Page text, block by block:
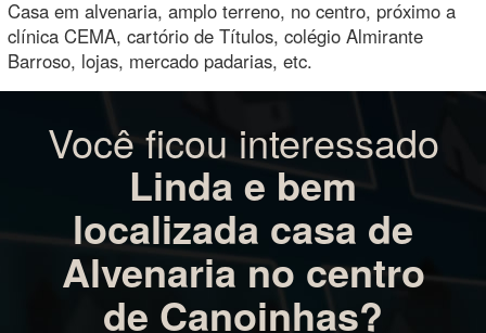
clínica CEMA, cartório de Títulos, colégio Almirante
Barroso, lojas, mercado padarias, etc.
Você ficou interessado
Linda e bem
localizada casa de
Alvenaria no centro
de Canoinhas?